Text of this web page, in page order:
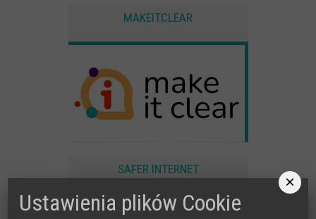
MAKEITCLEAR
SAFER INTERNET
Infografiki
Badania i raporty
×
Ustawienia plików Cookie